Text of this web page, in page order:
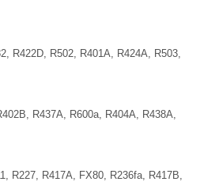
R422D, R502, R401A, R424A, R503,
R437A, R600a, R404A, R438A,
R227, R417A, FX80, R236fa, R417B,